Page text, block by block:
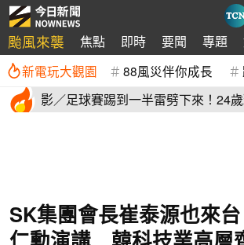
颱風來襲 焦點 即時 要聞 專題
新電玩大觀園 88風災伴你成長
影／足球賽踢到一半雷劈下來！24
SK集團會長崔泰源也來